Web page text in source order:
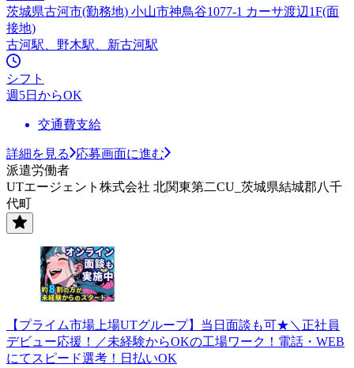
茨城県古河市(勤務地) 小山市神鳥谷1077-1 カーサ渡辺1F(面
接地)
古河駅、野木駅、新古河駅
シフト
週5日からOK
交通費支給
詳細を見る
応募画面に進む
派遣労働者
UTエージェント株式会社 北関東第二CU_茨城県結城郡八千
代町
【プライム市場上場UTグループ】当日面談も可★＼正社員
デビュー応援！／未経験からOKの工場ワーク！電話・WEB
にてスピード選考！日払いOK